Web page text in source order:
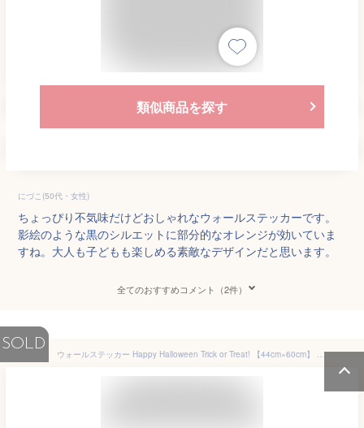
類似商品を探す
にづこ(50代・女性)
ちょっぴり不気味だけどおしゃれなウォールステッカーです。
影絵のような黒のシルエットに部分的なオレンジが効いていま
すね。大人も子どもも楽しめる素敵なデザインだと思います。
全てのおすすめコメント（2件）
SOLD
ウォールステッカー Happy Halloween Trick or Treat! 【44cm×60cm】 ハロウィン ウォールステッカー インテリアシール ウォールステッカー おしゃれ Jebrille ジュブリー ウォールステッカー シール ステッカー 賃貸 壁デコ 壁紙